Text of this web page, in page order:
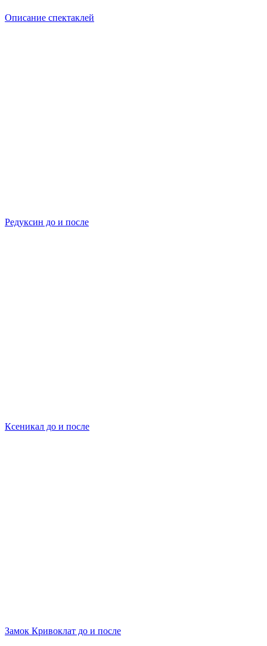
Описание спектаклей
Редуксин до и после
Ксеникал до и после
Замок Кривоклат до и после